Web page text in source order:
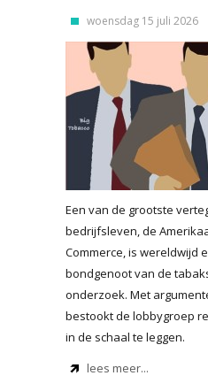
woensdag 15 juli 2026
Een van de grootste
bedrijfsleven, de
Commerce, is wereldwijd
bondgenoot van de
onderzoek. Met
bestookt de lobbygroep
in de schaal te leggen.
lees meer...